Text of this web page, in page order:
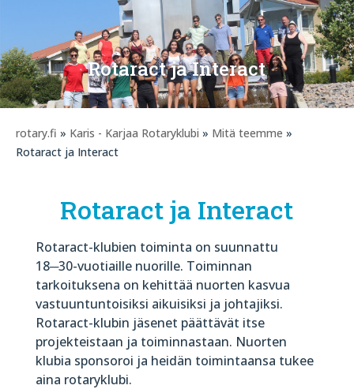
Rotaract ja Interact
rotary.fi » Karis - Karjaa Rotaryklubi » Mitä teemme »
Rotaract ja Interact
Rotaract ja Interact
Rotaract-klubien toiminta on suunnattu
18─30-vuotiaille nuorille. Toiminnan
tarkoituksena on kehittää nuorten kasvua
vastuuntuntoisiksi aikuisiksi ja johtajiksi.
Rotaract-klubin jäsenet päättävät itse
projekteistaan ja toiminnastaan. Nuorten
klubia sponsoroi ja heidän toimintaansa tukee
aina rotaryklubi.